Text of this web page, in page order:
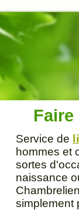
Service de
hommes et
sortes
naissance
simplement